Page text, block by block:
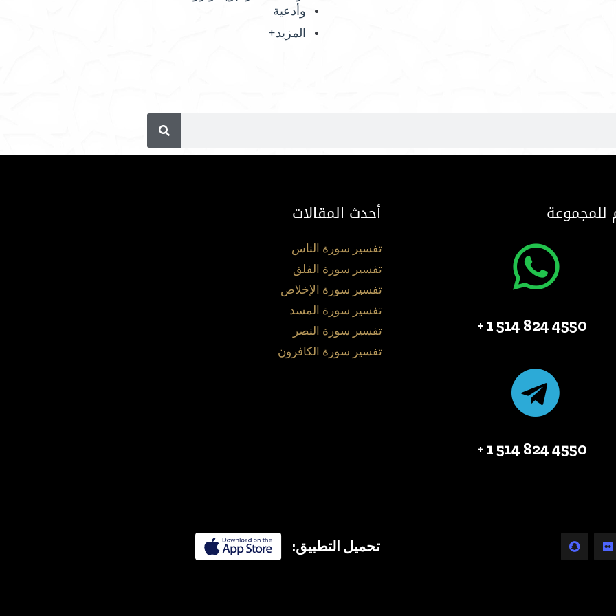
وأدعية
المزيد+
للمجموعة
4550 824 514 1 +
4550 824 514 1 +
أحدث المقالات
تفسير سورة الناس
تفسير سورة الفلق
تفسير سورة الإخلاص
تفسير سورة المسد
تفسير سورة النصر
تفسير سورة الكافرون
تحميل التطبيق: